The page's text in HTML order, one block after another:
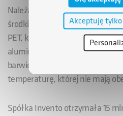
Należąca do ARP S.A. spółka
środki w spółkę Invento –
PET, które mogą zastępować
aluminiowe, a przy tym mogą
barwione, grawerowane.
temperaturę, której nie mają
Spółka Invento otrzymała 15
Akceptuję tylko